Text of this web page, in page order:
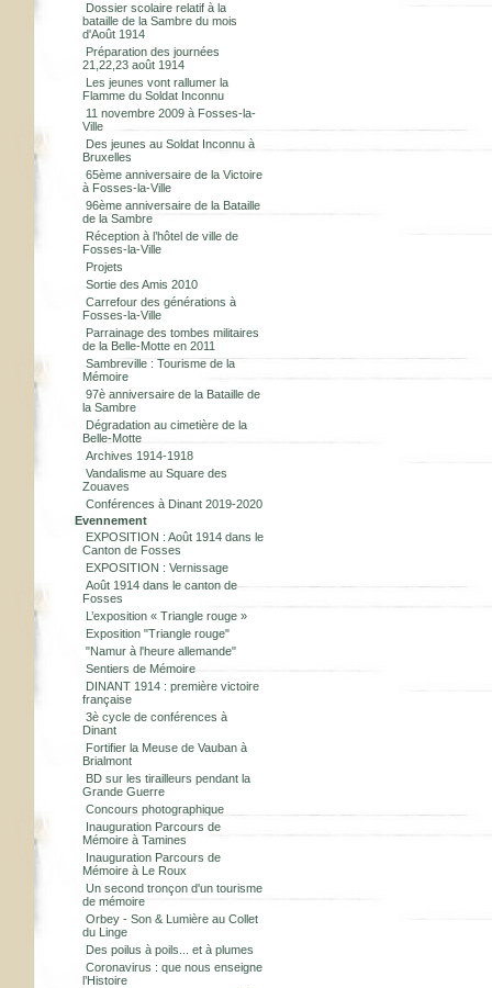
Dossier scolaire relatif à la
bataille de la Sambre du mois
d'Août 1914
Préparation des journées
21,22,23 août 1914
Les jeunes vont rallumer la
Flamme du Soldat Inconnu
11 novembre 2009 à Fosses-la-
Ville
Des jeunes au Soldat Inconnu à
Bruxelles
65ème anniversaire de la Victoire
à Fosses-la-Ville
96ème anniversaire de la Bataille
de la Sambre
Réception à l’hôtel de ville de
Fosses-la-Ville
Projets
Sortie des Amis 2010
Carrefour des générations à
Fosses-la-Ville
Parrainage des tombes militaires
de la Belle-Motte en 2011
Sambreville : Tourisme de la
Mémoire
97è anniversaire de la Bataille de
la Sambre
Dégradation au cimetière de la
Belle-Motte
Archives 1914-1918
Vandalisme au Square des
Zouaves
Conférences à Dinant 2019-2020
Evennement
EXPOSITION : Août 1914 dans le
Canton de Fosses
EXPOSITION : Vernissage
Août 1914 dans le canton de
Fosses
L’exposition « Triangle rouge »
Exposition "Triangle rouge"
"Namur à l'heure allemande"
Sentiers de Mémoire
DINANT 1914 : première victoire
française
3è cycle de conférences à
Dinant
Fortifier la Meuse de Vauban à
Brialmont
BD sur les tirailleurs pendant la
Grande Guerre
Concours photographique
Inauguration Parcours de
Mémoire à Tamines
Inauguration Parcours de
Mémoire à Le Roux
Un second tronçon d'un tourisme
de mémoire
Orbey - Son & Lumière au Collet
du Linge
Des poilus à poils... et à plumes
Coronavirus : que nous enseigne
l’Histoire